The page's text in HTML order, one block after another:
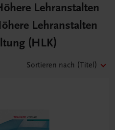
Lehranstalten
Lehranstalten
(HLK)
Sortieren nach (Titel)